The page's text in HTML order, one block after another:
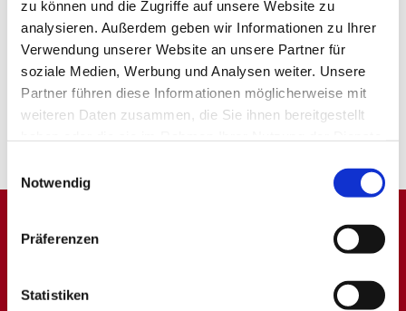
zu können und die Zugriffe auf unsere Website zu
analysieren. Außerdem geben wir Informationen zu Ihrer
Verwendung unserer Website an unsere Partner für
soziale Medien, Werbung und Analysen weiter. Unsere
Partner führen diese Informationen möglicherweise mit
weiteren Daten zusammen, die Sie ihnen bereitgestellt
Notwendig
Präferenzen
Statistiken
Dies könnte Sie auch